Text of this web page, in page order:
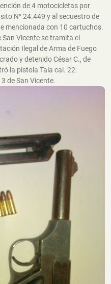
de 4 motocicletas por
N° 24.449 y al secuestro de
mencionada con 10 cartuchos.
Vicente se tramita el
Ilegal de Arma de Fuego
y detenido César C., de
la pistola Tala cal. 22.
de San Vicente.